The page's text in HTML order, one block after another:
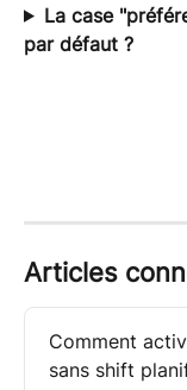
La case
par défaut ?
Articles
Comment
sans shift